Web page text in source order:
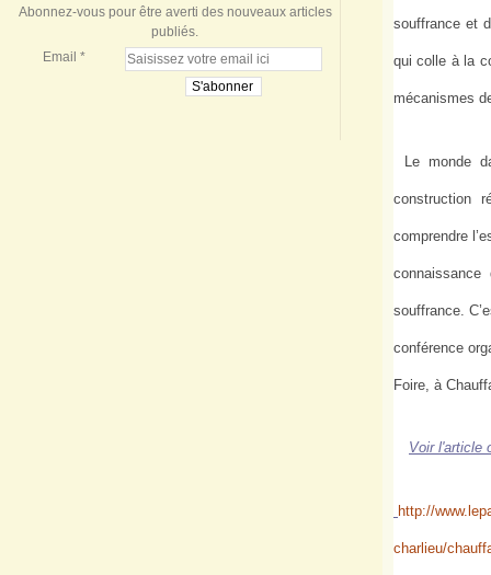
Abonnez-vous pour être averti des nouveaux articles
publiés.
Email
souffrance et
qui colle à la
mécanismes
Le monde
construction
comprendre
souffrance.
conférence
Foire, à
Voir l'article
http://
charlieu/